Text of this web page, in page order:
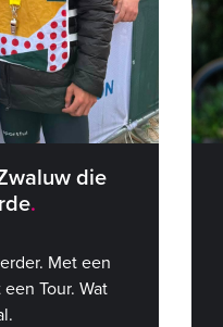
die
Met een
Tour. Wat